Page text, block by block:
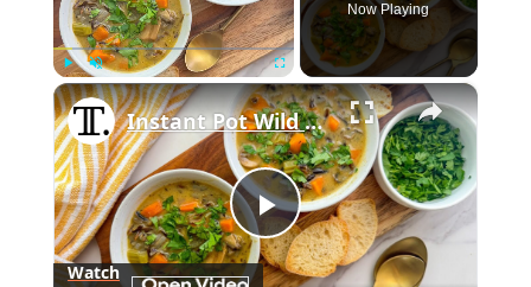
Play Unmute Fullscreen
Now Playing
×
Play
Instant Pot Wild Rice Soup Recipe
Watch